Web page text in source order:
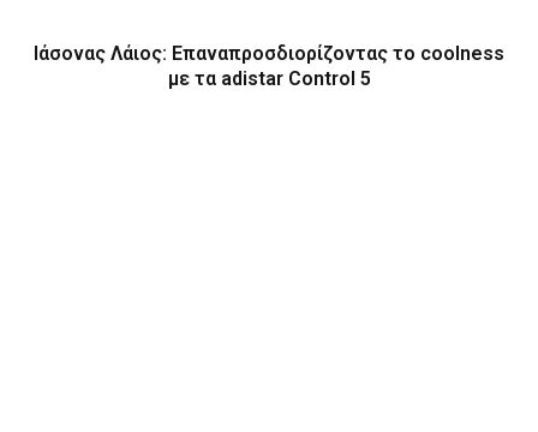
Ιάσονας Λάιος: Επαναπροσδιορίζοντας το coolness
με τα adistar Control 5